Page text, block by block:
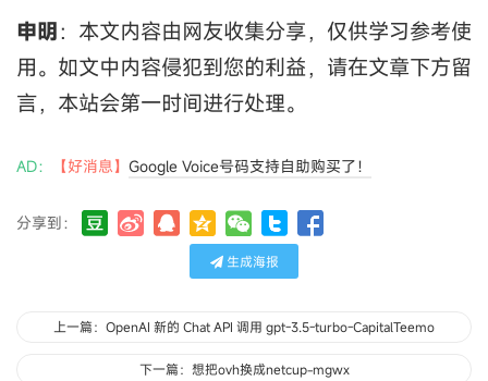
申明：本文内容由网友收集分享，仅供学习参考使
用。如文中内容侵犯到您的利益，请在文章下方留
言，本站会第一时间进行处理。
AD： 【好消息】 Google Voice号码支持自助购买了！
分享到：
生成海报
上一篇：OpenAI 新的 Chat API 调用 gpt-3.5-turbo-CapitalTeemo
下一篇：想把ovh换成netcup-mgwx